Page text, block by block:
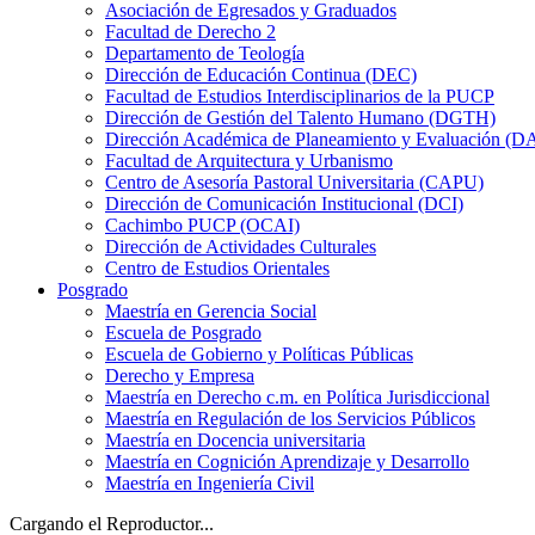
Asociación de Egresados y Graduados
Facultad de Derecho 2
Departamento de Teología
Dirección de Educación Continua (DEC)
Facultad de Estudios Interdisciplinarios de la PUCP
Dirección de Gestión del Talento Humano (DGTH)
Dirección Académica de Planeamiento y Evaluación
Facultad de Arquitectura y Urbanismo
Centro de Asesoría Pastoral Universitaria (CAPU)
Dirección de Comunicación Institucional (DCI)
Cachimbo PUCP (OCAI)
Dirección de Actividades Culturales
Centro de Estudios Orientales
Posgrado
Maestría en Gerencia Social
Escuela de Posgrado
Escuela de Gobierno y Políticas Públicas
Derecho y Empresa
Maestría en Derecho c.m. en Política Jurisdiccional
Maestría en Regulación de los Servicios Públicos
Maestría en Docencia universitaria
Maestría en Cognición Aprendizaje y Desarrollo
Maestría en Ingeniería Civil
Cargando el Reproductor...